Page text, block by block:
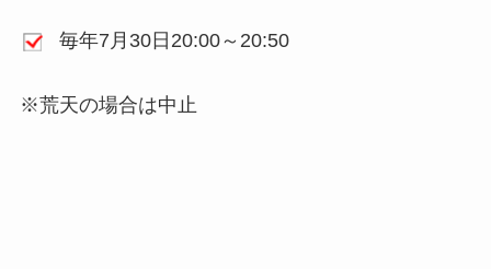
毎年7月30日20:00～20:50
※荒天の場合は中止